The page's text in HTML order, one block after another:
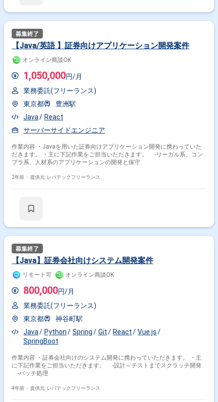
【Java/英語 】証券向けアプリケーション開発案件
オンライン商談OK
1,050,000円/月
業務委託(フリーランス)
東京都
豊洲駅
Java
React
サーバーサイドエンジニア
作業内容 ・Javaを用いた証券向けアプリケーション開発に携わっていた
だきます。 ・主に下記作業をご担当いただきます。 -リーガル系、コン
プラ系、人材系のアプリケーションの開発と保守
2年前・ 提供元: レバテックフリーランス
【Java】証券会社向けシステム開発案件
リモート可 オンライン商談OK
800,000円/月
業務委託(フリーランス)
東京都
神谷町駅
Java
Python Spring Git React
Vue.js
SpringBoot
作業内容 ・証券会社向けのシステム開発に携わっていただきます。 ・主
に下記作業をご担当いただきます。 -設計～テストまでスクラッチ開発
-バッチ処理
4年前・ 提供元: レバテックフリーランス
掛け合わせ条件で絞り込む
職種で絞り込む
React × フロントエンドエンジニア
React × バックエンドエンジニア
React × スマホアプリエンジニア
業界で絞り込む
React × サービス React × 小売
React × 金融系